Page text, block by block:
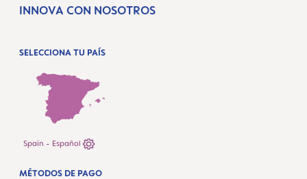
INNOVA CON NOSOTROS
SELECCIONA TU PAÍS
Spain - Español
MÉTODOS DE PAGO